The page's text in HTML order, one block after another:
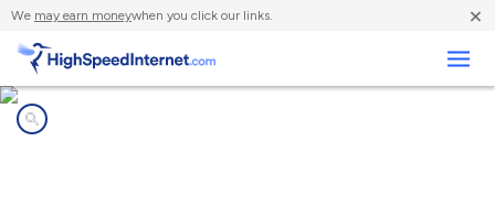
We may earn moneywhen you click our links. ×